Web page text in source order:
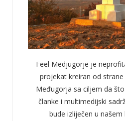
Feel Medjugorje je
projekat kreiran od
Međugorja sa ciljem da
članke i multimedijski
bude izliječen u